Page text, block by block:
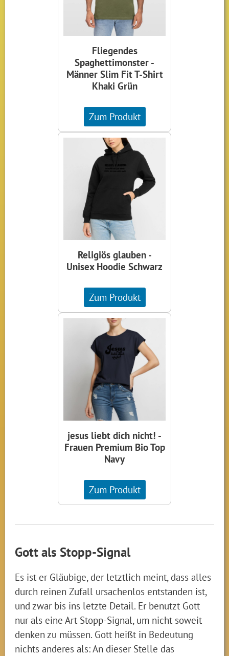
Fliegendes
Spaghettimonster -
Männer Slim Fit T-Shirt
Khaki Grün
Zum Produkt
Religiös glauben -
Unisex Hoodie Schwarz
Zum Produkt
jesus liebt dich nicht! -
Frauen Premium Bio Top
Navy
Zum Produkt
Gott als Stopp-Signal
Es ist er Gläubige, der letztlich meint, dass alles
durch reinen Zufall ursachenlos entstanden ist,
und zwar bis ins letzte Detail. Er benutzt Gott
nur als eine Art Stopp-Signal, um nicht soweit
denken zu müssen. Gott heißt in Bedeutung
nichts anderes als: An dieser Stelle das